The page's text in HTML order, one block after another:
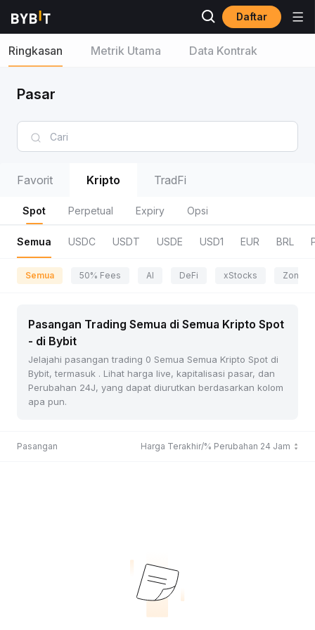
Daftar
Ringkasan Metrik Utama Data Kontrak
Pasar
Favorit Kripto TradFi
Spot Perpetual Expiry Opsi
Semua USDC USDT USDE USD1 EUR BRL
Semua 50% Fees AI DeFi xStocks Zona
Pasangan Trading Semua di Semua Kripto Spot
- di Bybit
Jelajahi pasangan trading 0 Semua Semua Kripto Spot di
Bybit, termasuk . Lihat harga live, kapitalisasi pasar, dan
Perubahan 24J, yang dapat diurutkan berdasarkan kolom
apa pun.
Pasangan Harga Terakhir/% Perubahan 24 Jam